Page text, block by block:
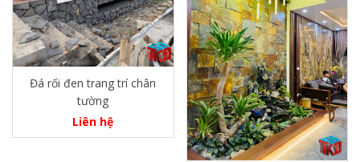
Đá rối đen trang trí chân
tường
Liên hệ